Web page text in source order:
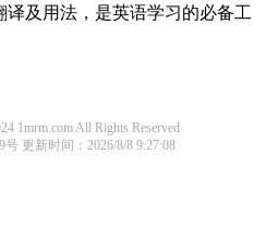
译及用法，是英语学习的必备工
1mrm.com All Rights Reserved
号 更新时间：2026/8/8 9:27:08